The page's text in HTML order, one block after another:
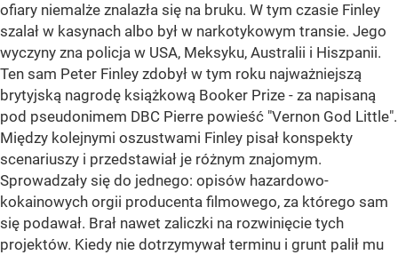
ofiary niemalże znalazła się na bruku. W tym czasie Finley
szalał w kasynach albo był w narkotykowym transie. Jego
wyczyny zna policja w USA, Meksyku, Australii i Hiszpanii.
Ten sam Peter Finley zdobył w tym roku najważniejszą
brytyjską nagrodę książkową Booker Prize - za napisaną
pod pseudonimem DBC Pierre powieść "Vernon God Little".
Między kolejnymi oszustwami Finley pisał konspekty
scenariuszy i przedstawiał je różnym znajomym.
Sprowadzały się do jednego: opisów hazardowo-
kokainowych orgii producenta filmowego, za którego sam
się podawał. Brał nawet zaliczki na rozwinięcie tych
projektów. Kiedy nie dotrzymywał terminu i grunt palił mu